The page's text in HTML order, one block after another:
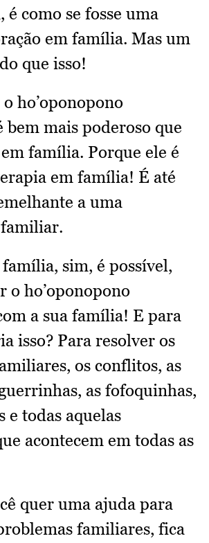
como se fosse uma
em família. Mas um
que isso!
ho’oponopono
mais poderoso que
família. Porque ele é
em família! É até
a uma
família, sim, é possível,
o ho’oponopono
a sua família! E para
isso? Para resolver os
os conflitos, as
as fofoquinhas,
e todas aquelas
acontecem em todas as
quer uma ajuda para
familiares, fica